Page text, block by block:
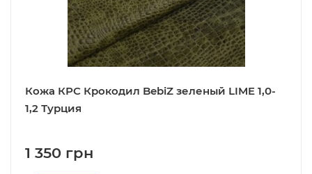
Кожа КРС Крокодил BebiZ зеленый LIME 1,0-
1,2 Турция
1 350 грн